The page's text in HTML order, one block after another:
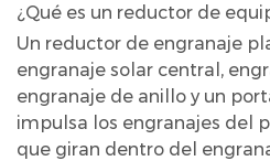
Ventajas
clave
de
los
sistemas
¿Qué es un reductor de
Un reductor de engranaje
engranaje solar central,
engranaje de anillo y un
impulsa los engranajes del
que giran dentro del